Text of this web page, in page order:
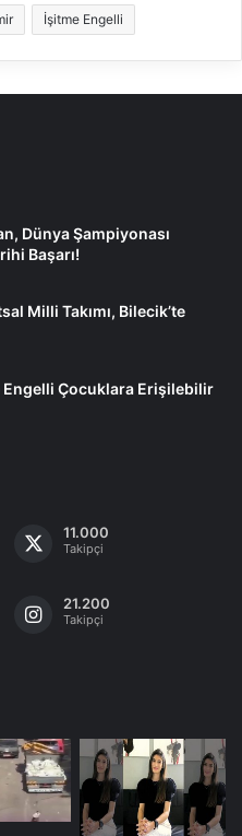
İşitme Engelli
Dünya Şampiyonası
Başarı!
Milli Takımı, Bilecik’te
Engelli Çocuklara Erişilebilir
11.000
Takipçi
21.200
Takipçi